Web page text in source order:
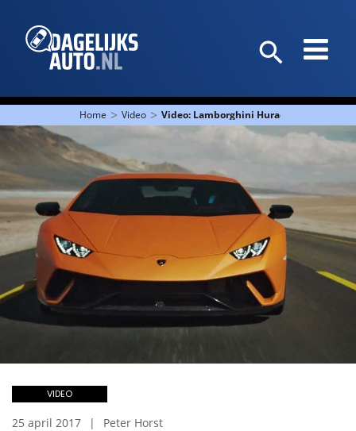
Home > Video > Video: Lamborghini Huracán
VIDEO
25 april 2017 Peter Horst